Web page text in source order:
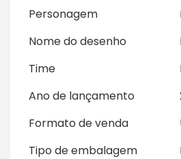
Personagem
Nome do desenho
Time
Ano de lançamento
Formato de venda
Tipo de embalagem